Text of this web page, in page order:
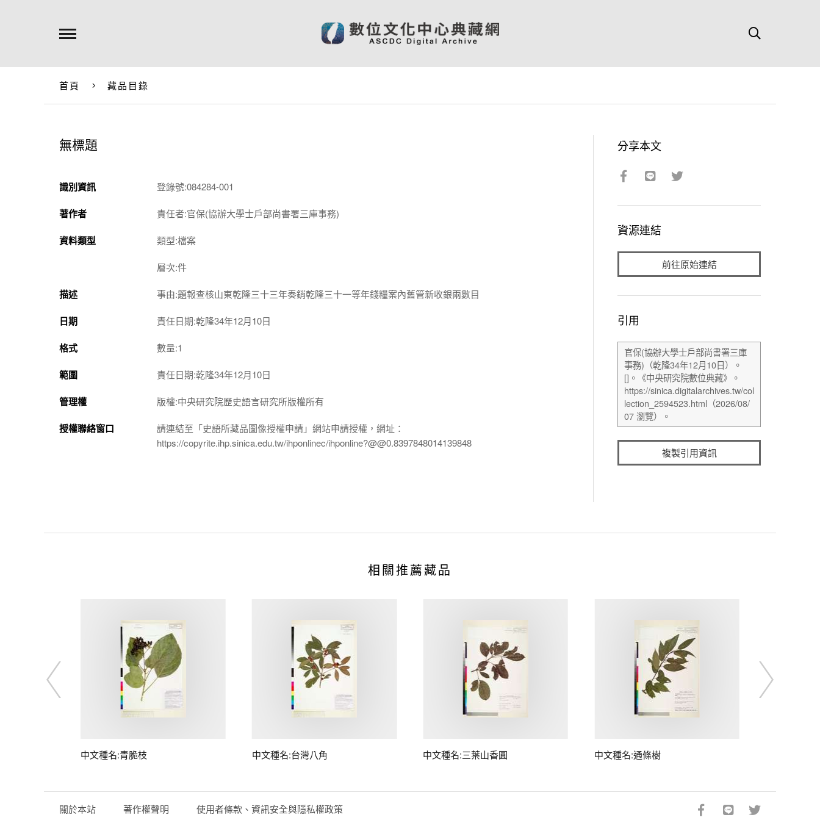
首頁 藏品目錄
無標題
識別資訊 登錄號:084284-001
著作者 責任者:官保(協辦大學士戶部尚書署三庫事務)
資料類型 類型:檔案
層次:件
描述 事由:題報查核山東乾隆三十三年奏銷乾隆三十一等年錢糧案內舊管新收銀兩數目
日期 責任日期:乾隆34年12月10日
格式 數量:1
範圍 責任日期:乾隆34年12月10日
管理權 版權:中央研究院歷史語言研究所版權所有
授權聯絡窗口
請連結至「史語所藏品圖像授權申請」網站申請授權，網址：
https://copyrite.ihp.sinica.edu.tw/ihponlinec/ihponline?@@0.8397848014139848
分享本文
資源連結
前往原始連結
引用
複製引用資訊
相關推薦藏品
中文種名:青脆枝 中文種名:台灣八角 中文種名:三葉山香圓 中文種名:通條樹
關於本站 著作權聲明 使用者條款、資訊安全與隱私權政策